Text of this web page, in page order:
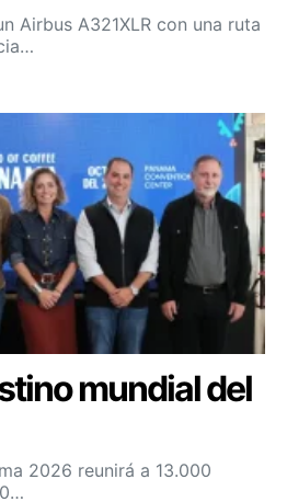
Airbus A321XLR con una ruta
mundial del
2026 reunirá a 13.000